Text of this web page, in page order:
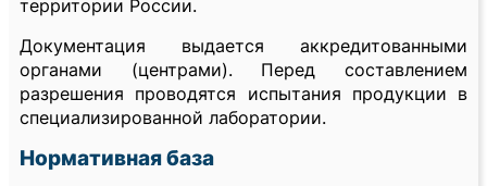
территории России.
Документация выдается аккредитованными
органами (центрами). Перед составлением
разрешения проводятся испытания продукции в
специализированной лаборатории.
Нормативная база